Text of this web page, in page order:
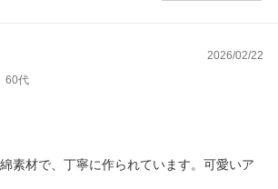
2026/02/22
60代
素材で、丁寧に作られています。可愛いア